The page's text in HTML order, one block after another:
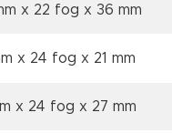
x 22 fog x 36 mm
x 24 fog x 21 mm
x 24 fog x 27 mm